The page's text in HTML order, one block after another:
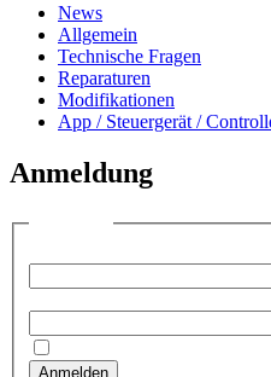
News
Allgemein
Technische Fragen
Reparaturen
Modifikationen
App / Steuergerät /
Anmeldung
Anmelden